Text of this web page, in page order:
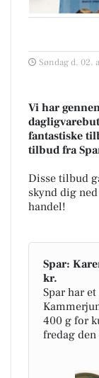
Søndag d. 02.
Vi har
fantastiske
tilbud fra
Disse tilbud
skynd dig
handel!
Spar:
kr.
Spar har
400 g for
fredag